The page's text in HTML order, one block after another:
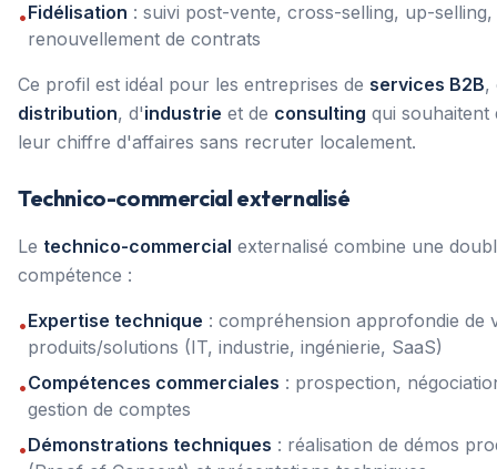
•Fidélisation : suivi post-vente, cross-selling, up-selling,
renouvellement de contrats
Ce profil est idéal pour les entreprises de services B2B,
distribution, d'industrie et de consulting qui souhaitent
leur chiffre d'affaires sans recruter localement.
Technico-commercial externalisé
Le technico-commercial externalisé combine une
compétence :
•Expertise technique : compréhension approfondie de
produits/solutions (IT, industrie, ingénierie, SaaS)
•Compétences commerciales : prospection,
gestion de comptes
•Démonstrations techniques : réalisation de démos